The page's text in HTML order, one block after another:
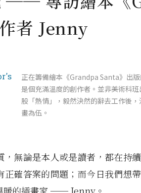
者 Jenny
正在籌備繪本《Grandpa Santa》出版
是個充滿溫度的創作者。並非美術科
股「熱情」，毅然決然的辭去工作後
畫為伍。
，無論是本人或是讀者，都在持
正確答案的問題；而今日我們想